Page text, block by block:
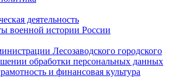
деятельность
военной истории России
Лесозаводского городского
обработки персональных данных
и финансовая культура